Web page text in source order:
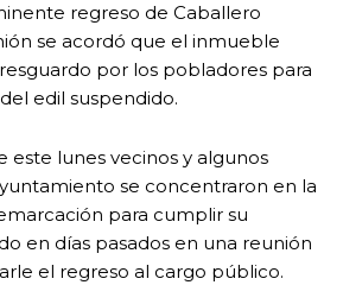
regreso de Caballero
se acordó que el inmueble
por los pobladores para
edil suspendido.
este lunes vecinos y algunos
se concentraron en la
para cumplir su
en días pasados en una reunión
el regreso al cargo público.